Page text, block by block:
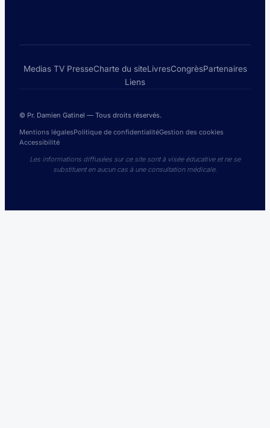
Medias TV PresseCharte du siteLivresCongrèsPartenaires
Liens
© Pr. Damien Gatinel — Tous droits réservés.
Mentions légalesPolitique de confidentialitéGestion des cookies
Accessibilité
Les informations diffusées sur ce site sont à visée éducative et ne se
substituent en aucun cas à une consultation médicale.